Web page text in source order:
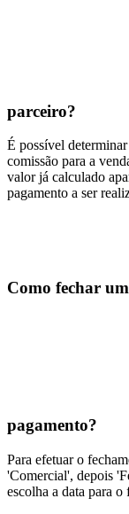
parceiro?
É possível
comissão para a
valor já calculado
pagamento a ser
Como fechar
pagamento?
Para efetuar o
'Comercial', depois
escolha a data para o